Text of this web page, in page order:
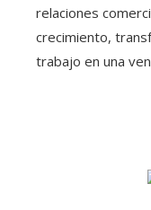
relaciones
crecimiento,
trabajo en una